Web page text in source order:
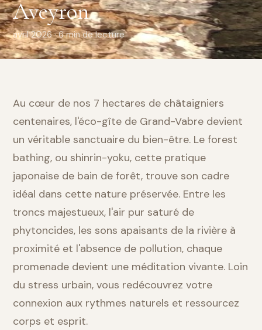
Aveyron
avril 2026 · 6 min de lecture
Au cœur de nos 7 hectares de châtaigniers
centenaires, l'éco-gîte de Grand-Vabre devient
un véritable sanctuaire du bien-être. Le forest
bathing, ou shinrin-yoku, cette pratique
japonaise de bain de forêt, trouve son cadre
idéal dans cette nature préservée. Entre les
troncs majestueux, l'air pur saturé de
phytoncides, les sons apaisants de la rivière à
proximité et l'absence de pollution, chaque
promenade devient une méditation vivante. Loin
du stress urbain, vous redécouvrez votre
connexion aux rythmes naturels et ressourcez
corps et esprit.